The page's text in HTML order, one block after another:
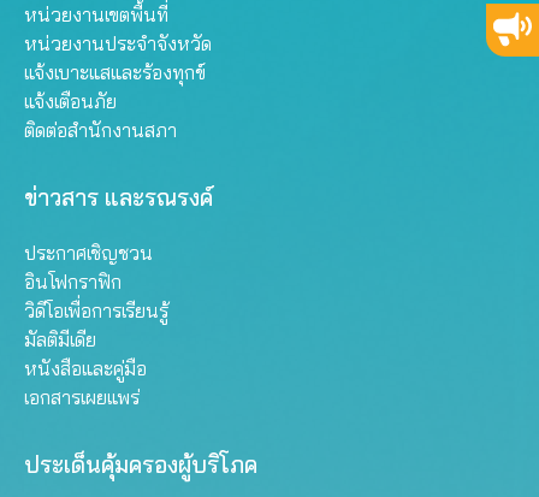
หน่วยงานเขตพื้นที่
หน่วยงานประจำจังหวัด
แจ้งเบาะแสและร้องทุกข์
แจ้งเตือนภัย
ติดต่อสำนักงานสภา
ข่าวสาร และรณรงค์
ประกาศเชิญชวน
อินโฟกราฟิก
วิดีโอเพื่อการเรียนรู้
มัลติมีเดีย
หนังสือและคู่มือ
เอกสารเผยแพร่
ประเด็นคุ้มครองผู้บริโภค